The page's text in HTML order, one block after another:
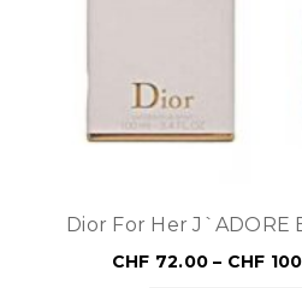
Dior For Her J`ADORE
CHF 72.00 – CHF